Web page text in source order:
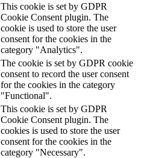
This cookie is set by GDPR
Cookie Consent plugin. The
cookie is used to store the user
consent for the cookies in the
category "Analytics".
The cookie is set by GDPR cookie
consent to record the user consent
for the cookies in the category
"Functional".
This cookie is set by GDPR
Cookie Consent plugin. The
cookies is used to store the user
consent for the cookies in the
category "Necessary".